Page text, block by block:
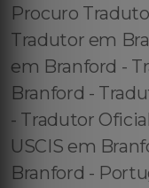
Procuro
Tradutor em
em Branford -
Branford -
- Tradutor
USCIS em
Branford -